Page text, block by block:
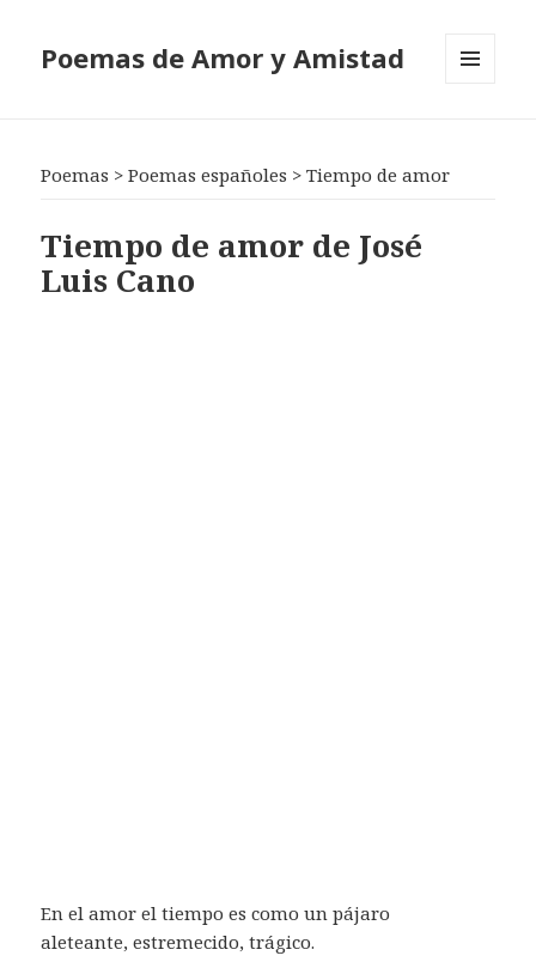
Poemas de Amor y Amistad
Poemas >Poemas españoles >Tiempo de amor
Tiempo de amor de José
Luis Cano
En el amor el tiempo es como un pájaro
aleteante, estremecido, trágico.